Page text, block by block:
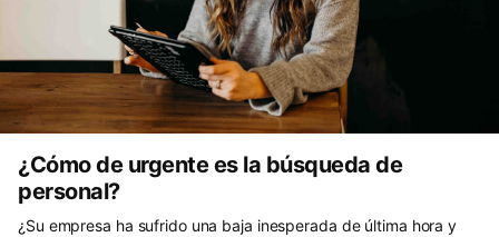
¿Cómo de urgente es la búsqueda de
personal?
¿Su empresa ha sufrido una baja inesperada de última hora y